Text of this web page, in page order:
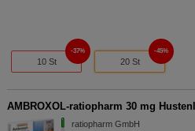
10 St
37%
20 St
45%
AMBROXOL-ratiopharm 30 mg
ratiopharm GmbH